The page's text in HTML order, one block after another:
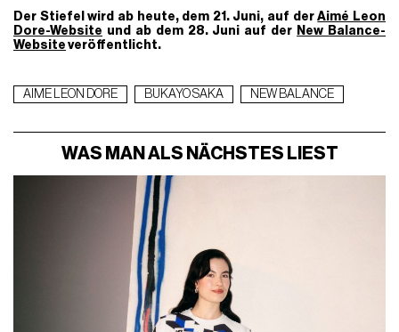
Der Stiefel wird ab heute, dem 21. Juni, auf derAimé Leon
Dore-Website und ab dem 28. Juni auf der New Balance-
Website veröffentlicht.
AIME LEON DORE BUKAYO SAKA NEW BALANCE
WAS MAN ALS NÄCHSTES LIEST